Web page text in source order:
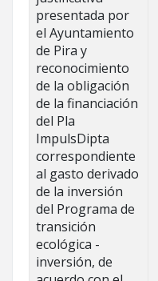
presentada por
el Ayuntamiento
de Pira y
reconocimiento
de la obligación
de la financiación
del Pla
ImpulsDipta
correspondiente
al gasto derivado
de la inversión
del Programa de
transición
ecológica -
inversión, de